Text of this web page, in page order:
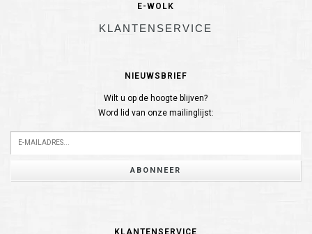
E-WOLK
KLANTENSERVICE
NIEUWSBRIEF
Wilt u op de hoogte blijven?
Word lid van onze mailinglijst:
ABONNEER
KLANTENSERVICE